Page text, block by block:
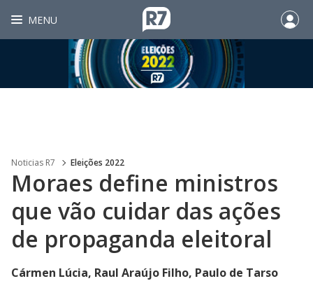
MENU
Noticias R7 Eleições 2022
Moraes define ministros
que vão cuidar das ações
de propaganda eleitoral
Cármen Lúcia, Raul Araújo Filho, Paulo de Tarso